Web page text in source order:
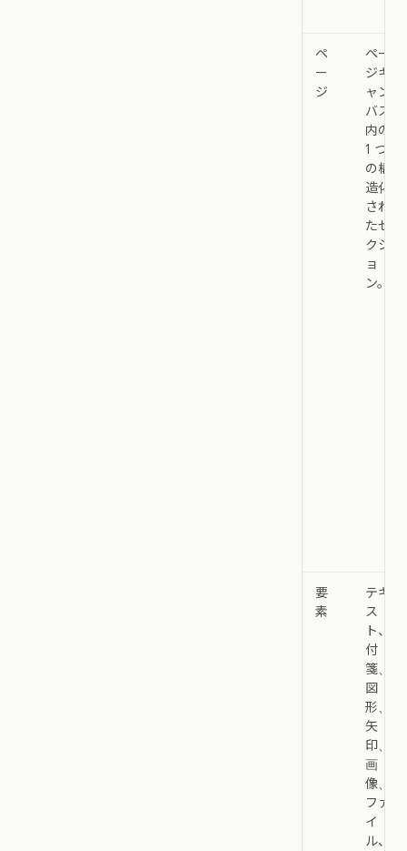
ペ
ー
ジ
ペー
ジキ
ャン
バス
内の
1 つ
の構
造化
され
たセ
クシ
ョ
ン。
要
素
テキ
ス
ト、
付
箋、
図
形、
矢
印、
画
像、
ファ
イ
ル、